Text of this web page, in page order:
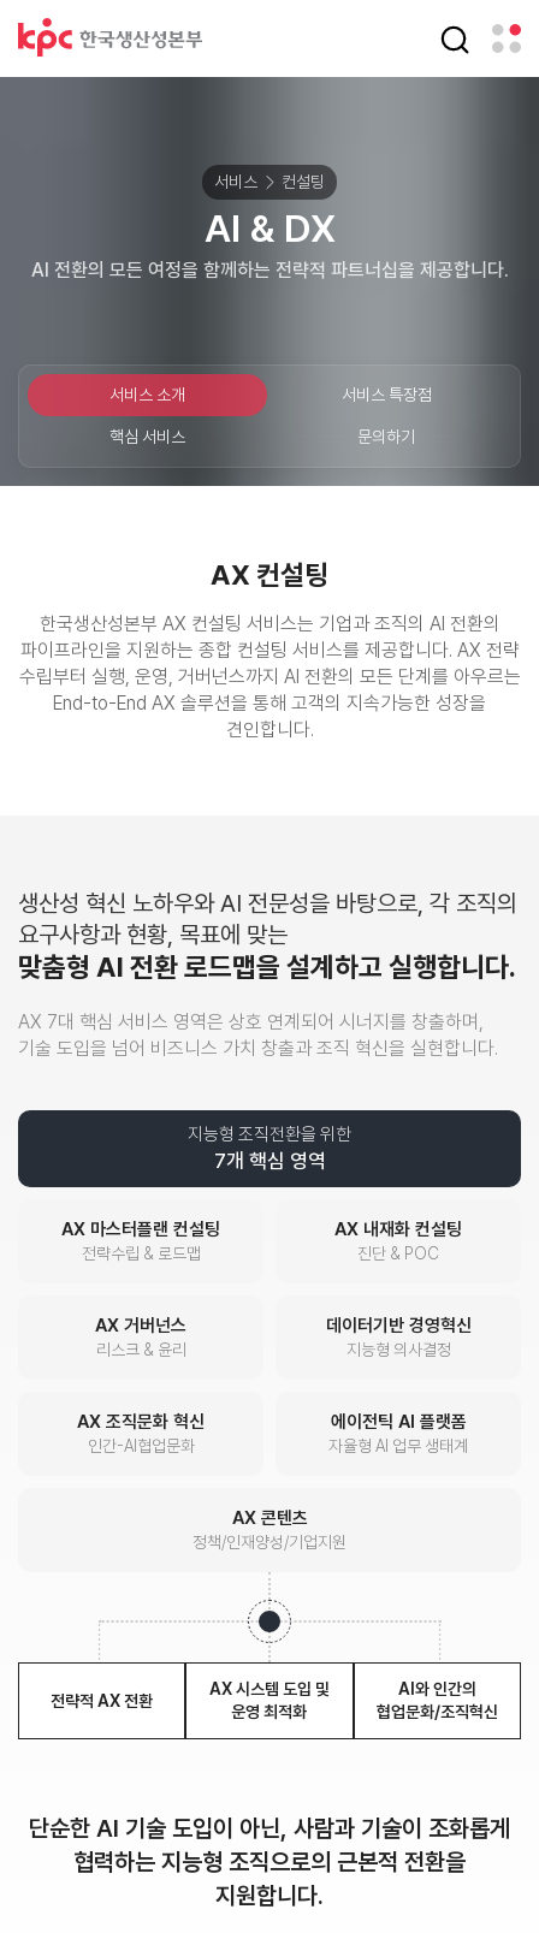
서비스 컨설팅
AI & DX
AI 전환의 모든 여정을 함께하는 전략적 파트너십을 제공합니다.
서비스 소개 서비스 특장점
핵심 서비스 문의하기
AX 컨설팅
한국생산성본부 AX 컨설팅 서비스는 기업과 조직의 AI 전환의
파이프라인을 지원하는 종합 컨설팅 서비스를 제공합니다. AX 전략
수립부터 실행, 운영, 거버넌스까지 AI 전환의 모든 단계를 아우르는
End-to-End AX 솔루션을 통해 고객의 지속가능한 성장을
견인합니다.
생산성 혁신 노하우와 AI 전문성을 바탕으로, 각 조직의
요구사항과 현황, 목표에 맞는
맞춤형 AI 전환 로드맵을 설계하고 실행합니다.
AX 7대 핵심 서비스 영역은 상호 연계되어 시너지를 창출하며,
기술 도입을 넘어 비즈니스 가치 창출과 조직 혁신을 실현합니다.
지능형 조직전환을 위한
7개 핵심 영역
AX 마스터플랜 컨설팅
전략수립 & 로드맵
AX 내재화 컨설팅
진단 & POC
AX 거버넌스
리스크 & 윤리
데이터기반 경영혁신
지능형 의사결정
AX 조직문화 혁신
인간-AI협업문화
에이전틱 AI 플랫폼
자율형 AI 업무 생태계
AX 콘텐츠
정책/인재양성/기업지원
전략적 AX 전환
AX 시스템 도입 및
운영 최적화
AI와 인간의
협업문화/조직혁신
단순한 AI 기술 도입이 아닌, 사람과 기술이 조화롭게
협력하는 지능형 조직으로의 근본적 전환을
지원합니다.